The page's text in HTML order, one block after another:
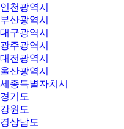
인천광역시
부산광역시
대구광역시
광주광역시
대전광역시
울산광역시
세종특별자치시
경기도
강원도
경상남도